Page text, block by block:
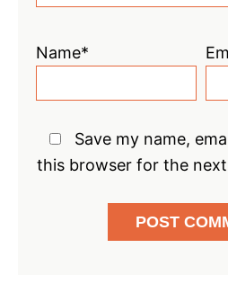
Name*
Save my name,
this browser for the